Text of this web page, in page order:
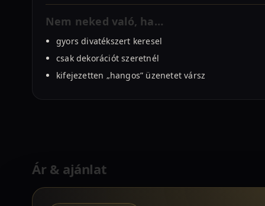
Nem neked való, ha…
gyors divatékszert keresel
csak dekorációt szeretnél
kifejezetten „hangos” üzenetet vársz
Ár & ajánlat